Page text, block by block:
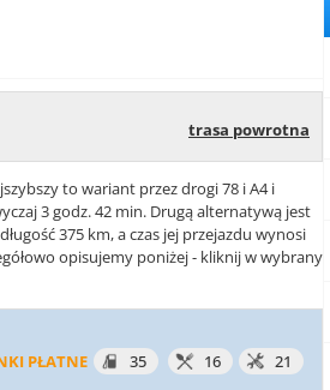
trasa powrotna
to wariant przez drogi 78 i A4 i
3 godz. 42 min. Drugą alternatywą jest
375 km, a czas jej przejazdu wynosi
opisujemy poniżej - kliknij w wybrany
PŁATNE 35 16 21